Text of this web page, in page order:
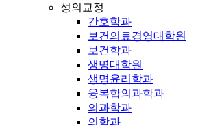
성의교정
간호학과
보건의료경영대학원
보건학과
생명대학원
생명윤리학과
융복합의과학과
의과학과
의학과